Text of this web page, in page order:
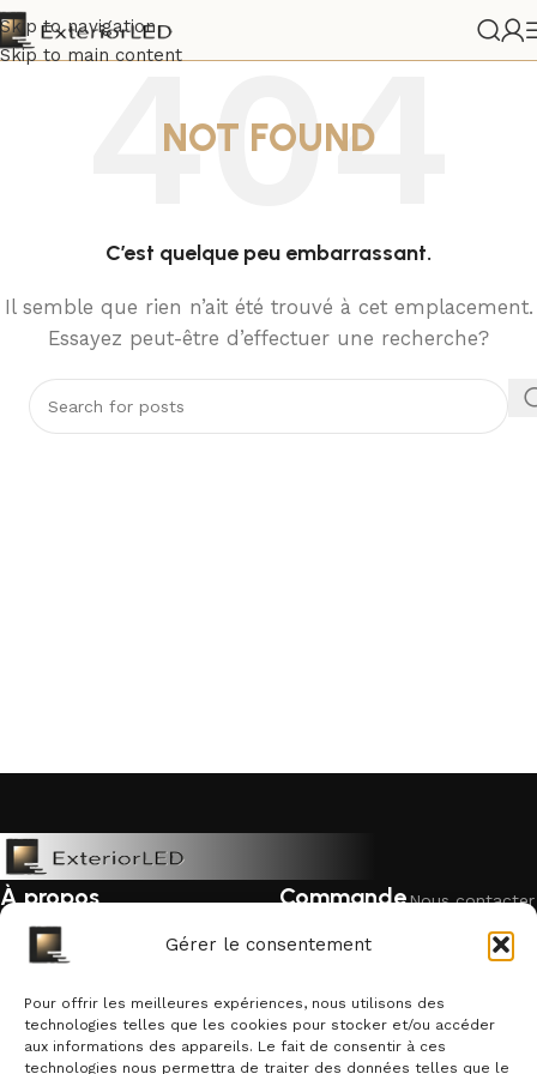
Gérer le consentement
Pour offrir les meilleures expériences, nous utilisons des
technologies telles que les cookies pour stocker et/ou accéder
aux informations des appareils. Le fait de consentir à ces
technologies nous permettra de traiter des données telles que le
Skip to navigation
Skip to main content
NOT FOUND
C’est quelque peu embarrassant.
Il semble que rien n’ait été trouvé à cet emplacement.
Essayez peut-être d’effectuer une recherche?
À propos
Mentions légales
Qui sommes-nous ?
Commande
Livraison &
retour
Garantie &
remboursement
Suivre une
Nous contacter
Politique de